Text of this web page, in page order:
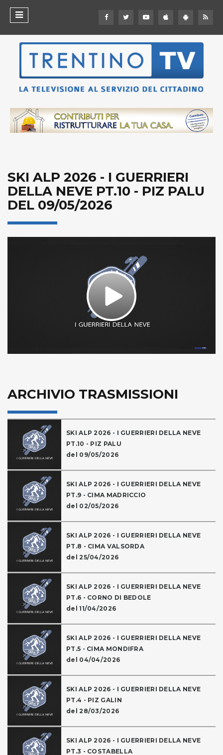
SKI ALP 2026 - I GUERRIERI
DELLA NEVE PT.10 - PIZ PALU
DEL 09/05/2026
Play
Video
ARCHIVIO TRASMISSIONI
SKI ALP 2026 - I GUERRIERI DELLA NEVE
PT.10 - PIZ PALU
del 09/05/2026
SKI ALP 2026 - I GUERRIERI DELLA NEVE
PT.9 - CIMA MADRICCIO
del 02/05/2026
SKI ALP 2026 - I GUERRIERI DELLA NEVE
PT.8 - CIMA VALSORDA
del 25/04/2026
SKI ALP 2026 - I GUERRIERI DELLA NEVE
PT.6 - CORNO DI BEDOLE
del 11/04/2026
SKI ALP 2026 - I GUERRIERI DELLA NEVE
PT.5 - CIMA MONDIFRA
del 04/04/2026
SKI ALP 2026 - I GUERRIERI DELLA NEVE
PT.4 - PIZ GALIN
del 28/03/2026
SKI ALP 2026 - I GUERRIERI DELLA NEVE
PT.3 - COSTABELLA